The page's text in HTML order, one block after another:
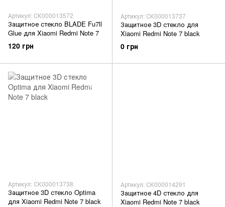
Артикул: СК000013572
Защитное стекло BLADE Fu7ll
Glue для Xiaomi Redmi Note 7
120 грн
Артикул: СК000013737
Защитное 3D стекло для
Xiaomi Redmi Note 7 black
0 грн
Артикул: СК000013738
Защитное 3D стекло Optima
для Xiaomi Redmi Note 7 black
Артикул: СК000014291
Защитное 4D стекло для
Xiaomi Redmi Note 7 black